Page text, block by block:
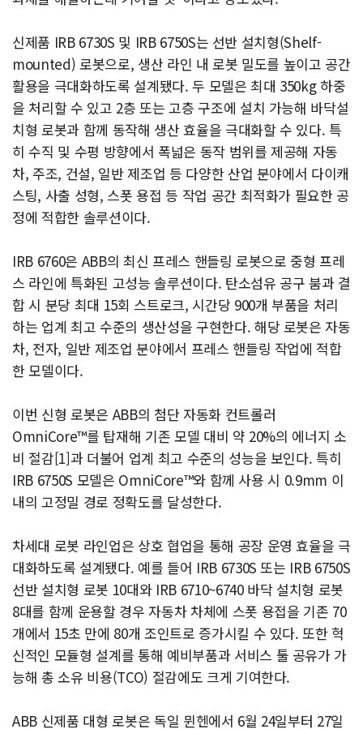
신제품 IRB 6730S 및 IRB 6750S는 선반 설치형(Shelf-
mounted) 로봇으로, 생산 라인 내 로봇 밀도를 높이고 공간
활용을 극대화하도록 설계됐다. 두 모델은 최대 350kg 하중
을 처리할 수 있고 2층 또는 고층 구조에 설치 가능해 바닥설
치형 로봇과 함께 동작해 생산 효율을 극대화할 수 있다. 특
히 수직 및 수평 방향에서 폭넓은 동작 범위를 제공해 자동
차, 주조, 건설, 일반 제조업 등 다양한 산업 분야에서 다이캐
스팅, 사출 성형, 스폿 용접 등 작업 공간 최적화가 필요한 공
정에 적합한 솔루션이다.
IRB 6760은 ABB의 최신 프레스 핸들링 로봇으로 중형 프레
스 라인에 특화된 고성능 솔루션이다. 탄소섬유 공구 붐과 결
합 시 분당 최대 15회 스트로크, 시간당 900개 부품을 처리
하는 업계 최고 수준의 생산성을 구현한다. 해당 로봇은 자동
차, 전자, 일반 제조업 분야에서 프레스 핸들링 작업에 적합
한 모델이다.
이번 신형 로봇은 ABB의 첨단 자동화 컨트롤러
OmniCore™를 탑재해 기존 모델 대비 약 20%의 에너지 소
비 절감[1]과 더불어 업계 최고 수준의 성능을 보인다. 특히
IRB 6750S 모델은 OmniCore™와 함께 사용 시 0.9mm 이
내의 고정밀 경로 정확도를 달성한다.
차세대 로봇 라인업은 상호 협업을 통해 공장 운영 효율을 극
대화하도록 설계됐다. 예를 들어 IRB 6730S 또는 IRB 6750S
선반 설치형 로봇 10대와 IRB 6710~6740 바닥 설치형 로봇
8대를 함께 운용할 경우 자동차 차체에 스폿 용접을 기존 70
개에서 15초 만에 80개 조인트로 증가시킬 수 있다. 또한 혁
신적인 모듈형 설계를 통해 예비부품과 서비스 툴 공유가 가
능해 총 소유 비용(TCO) 절감에도 크게 기여한다.
ABB 신제품 대형 로봇은 독일 뮌헨에서 6월 24일부터 27일